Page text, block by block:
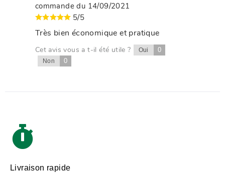
commande du 14/09/2021
5/5
Très bien économique et pratique
Cet avis vous a t-il été utile ? Oui 0
Non 0
Livraison rapide